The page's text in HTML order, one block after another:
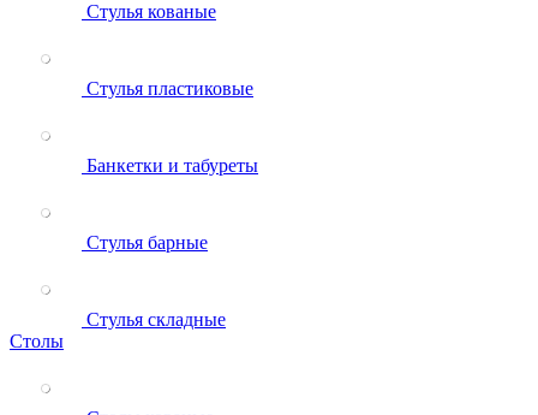
Стулья кованые
Стулья пластиковые
Банкетки и табуреты
Стулья барные
Стулья складные
Столы